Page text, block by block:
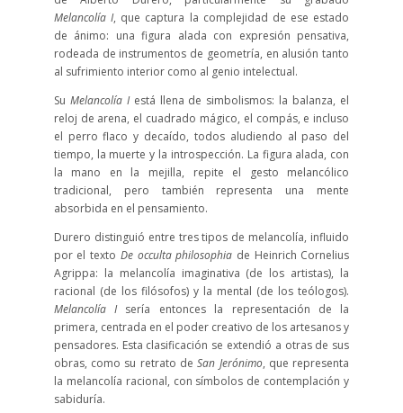
Melancolía I, que captura la complejidad de ese estado
de ánimo: una figura alada con expresión pensativa,
rodeada de instrumentos de geometría, en alusión tanto
al sufrimiento interior como al genio intelectual.
Su Melancolía Iestá llena de simbolismos: la balanza, el
reloj de arena, el cuadrado mágico, el compás, e incluso
el perro flaco y decaído, todos aludiendo al paso del
tiempo, la muerte y la introspección. La figura alada, con
la mano en la mejilla, repite el gesto melancólico
tradicional, pero también representa una mente
absorbida en el pensamiento.
Durero distinguió entre tres tipos de melancolía, influido
por el texto De occulta philosophia de Heinrich Cornelius
Agrippa: la melancolía imaginativa (de los artistas), la
racional (de los filósofos) y la mental (de los teólogos).
Melancolía Isería entonces la representación de la
primera, centrada en el poder creativo de los artesanos y
pensadores. Esta clasificación se extendió a otras de sus
obras, como su retrato deSan Jerónimo, que representa
la melancolía racional, con símbolos de contemplación y
sabiduría.